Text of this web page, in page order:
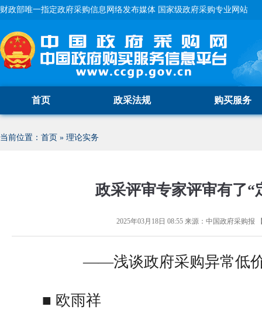
财政部唯一指定政府采购信息网络发布媒体 国家级政府采购专业网站
首页 政采法规 购买服务
当前位置： 首页 » 理论实务
政采评审专家评审有了“
2025年03月18日 08:55来源： 中国政府采购报
——浅谈政府采购异常低
■ 欧雨祥